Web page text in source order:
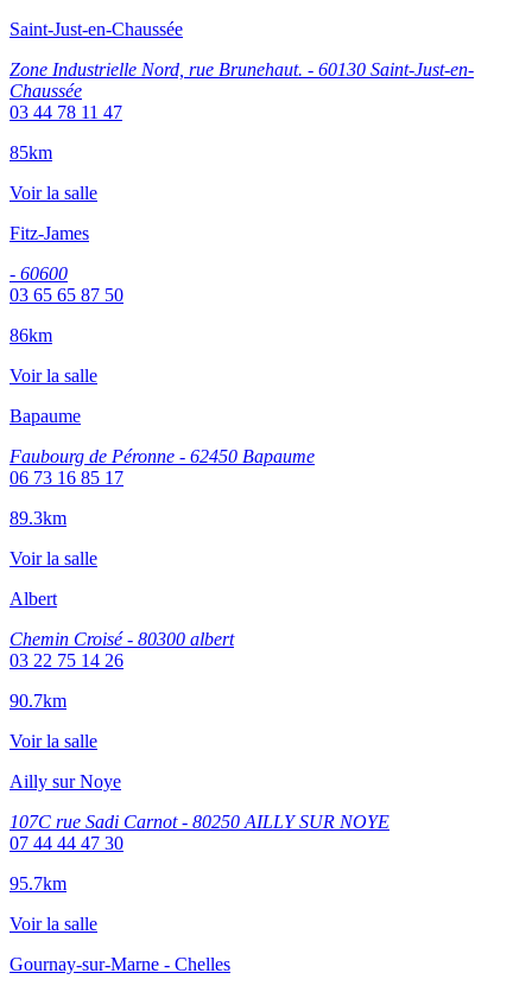
Saint-Just-en-Chaussée
Zone Industrielle Nord, rue Brunehaut. - 60130 Saint-Just-en-
Chaussée
03 44 78 11 47
85km
Voir la salle
Fitz-James
- 60600
03 65 65 87 50
86km
Voir la salle
Bapaume
Faubourg de Péronne - 62450 Bapaume
06 73 16 85 17
89.3km
Voir la salle
Albert
Chemin Croisé - 80300 albert
03 22 75 14 26
90.7km
Voir la salle
Ailly sur Noye
107C rue Sadi Carnot - 80250 AILLY SUR NOYE
07 44 44 47 30
95.7km
Voir la salle
Gournay-sur-Marne - Chelles